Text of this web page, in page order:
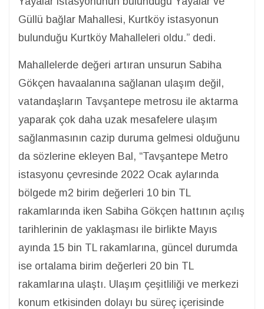
Güllü bağlar Mahallesi, Kurtköy istasyonun
bulunduğu Kurtköy Mahalleleri oldu.” dedi.
Mahallelerde değeri artıran unsurun Sabiha
Gökçen havaalanına sağlanan ulaşım değil,
vatandaşların Tavşantepe metrosu ile aktarma
yaparak çok daha uzak mesafelere ulaşım
sağlanmasının cazip duruma gelmesi olduğunu
da sözlerine ekleyen Bal, “Tavşantepe Metro
istasyonu çevresinde 2022 Ocak aylarında
bölgede m2 birim değerleri 10 bin TL
rakamlarında iken Sabiha Gökçen hattının açılış
tarihlerinin de yaklaşması ile birlikte Mayıs
ayında 15 bin TL rakamlarına, güncel durumda
ise ortalama birim değerleri 20 bin TL
rakamlarına ulaştı. Ulaşım çeşitliliği ve merkezi
konum etkisinden dolayı bu süreç içerisinde